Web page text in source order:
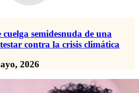
semidesnuda de una
contra la crisis climática
2026